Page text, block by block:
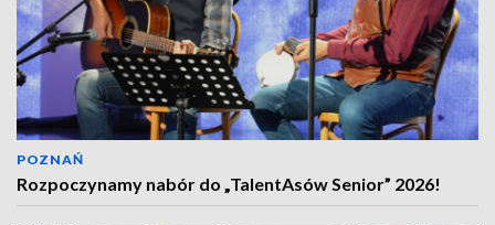
POZNAŃ
Rozpoczynamy nabór do „TalentAsów Senior” 2026!